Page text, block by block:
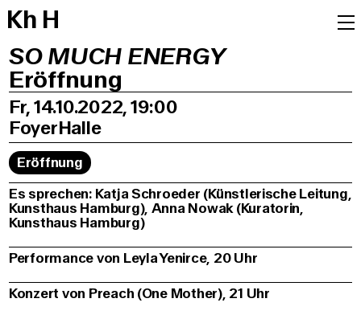
Kh H
SO MUCH ENERGY
Eröffnung
Fr, 14.10.2022, 19:00
FoyerHalle
Eröffnung
Es sprechen: Katja Schroeder (Künstlerische Leitung,
Kunsthaus Hamburg), Anna Nowak (Kuratorin,
Kunsthaus Hamburg)
Performance von Leyla Yenirce, 20 Uhr
Konzert von Preach (One Mother), 21 Uhr